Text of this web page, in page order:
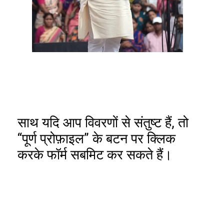
साथ यदि आप विवरणों से संतुष्ट हैं, तो
“पूर्ण प्रोफ़ाइल” के बटन पर क्लिक
करके फॉर्म सबमिट कर सकते हैं।